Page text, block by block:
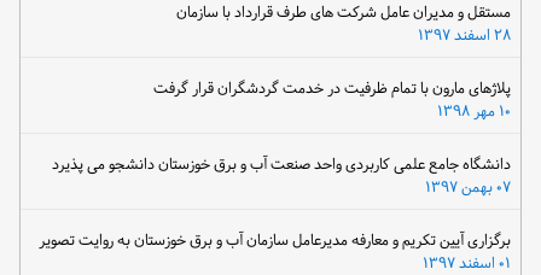
مستقل و مدیران عامل شرکت های طرف قرارداد با سازمان
۲۸ اسفند ۱۳۹۷
پلاژهای مارون با تمام ظرفیت در خدمت گردشگران قرار گرفت
دانشگاه جامع علمی کاربردی واحد صنعت آب و برق خوزستان دانشجو می پذیرد
۰۷ بهمن ۱۳۹۷
برگزاری آیین تکریم و معارفه مدیرعامل سازمان آب و برق خوزستان به روایت تصویر